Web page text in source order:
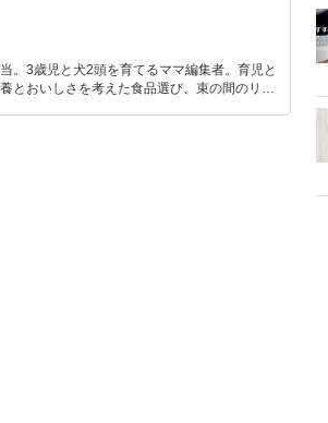
コーディネーター協会主催世田谷パン大学で
。3歳児と犬2頭を育てるママ編集者。育児と
とおいしさを考えた食品選び、束の間のリラ